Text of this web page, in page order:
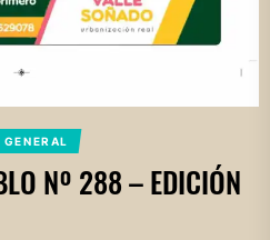
Nº 288 – EDICIÓN